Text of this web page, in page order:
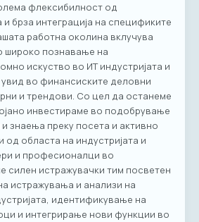
флексибилност од
брза интеграција на спецификите
работна околина вклучува
познавање на
искуство во ИТ индустријата и
увид во финансиските деловни
и трендови. Со цел да останеме
инвестираме во подобрување
знаења преку посета и активно
од областа на индустријата и
и професионалци во
силен истражувачки тим посветен
истражувања и анализи на
идентификување на
и интегрирање нови функции во